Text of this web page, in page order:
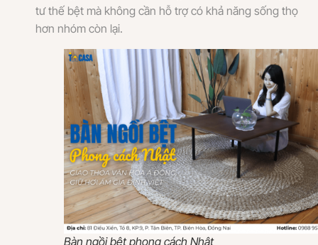
tư thế bệt mà không cần hỗ trợ có khả năng sống thọ
hơn nhóm còn lại.
Bàn ngồi bệt phong cách Nhật